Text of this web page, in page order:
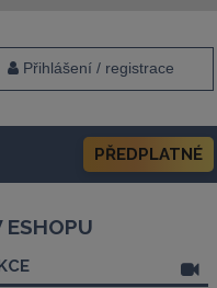
Přihlášení / registrace
PŘEDPLATNÉ
ESHOPU